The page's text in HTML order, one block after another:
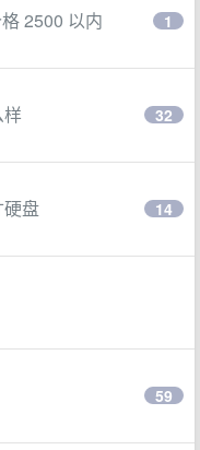
2500 以内 1
32
盘 14
59